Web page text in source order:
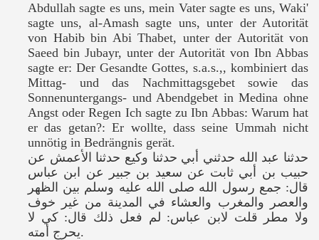
Abdullah sagte es uns, mein Vater sagte es uns, Waki'
sagte uns, al-Amash sagte uns, unter der Autorität
von Habib bin Abi Thabet, unter der Autorität von
Saeed bin Jubayr, unter der Autorität von Ibn Abbas
sagte er: Der Gesandte Gottes, s.a.s.,, kombiniert das
Mittag- und das Nachmittagsgebet sowie das
Sonnenuntergangs- und Abendgebet in Medina ohne
Angst oder Regen Ich sagte zu Ibn Abbas: Warum hat
er das getan?:Er wollte, dass seine Ummah nicht
unnötig in Bedrängnis gerät.
حدثنا عبد الله حدثني أبي حدثنا وكيع حدثنا الأعمش عن
حبيب بن أبي ثابت عن سعيد بن جبير عن ابن عباس
قال: جمع رسول الله صلى الله عليه وسلم بين الظهر
والعصر والمغرب والعشاء في المدينة من غير خوف
ولا مطر قلت لابن عباس: لم فعل ذلك قال: كي لا
يحرج أمته.